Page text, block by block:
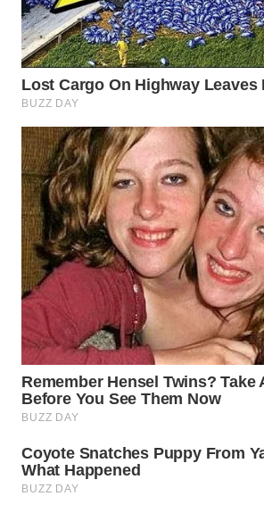
WN
BINJAI
WN
WN
INDRAMAYU
WN
KUNINGAN
WN
MAJALENGKA
SUBANG
WN
SUKABUMI
WN